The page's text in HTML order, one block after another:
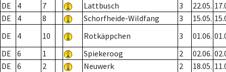
DE
4 7 Lattbusch 3 22.05.
DE
4 8 Schorfheide-Wildfang 3 15.05.
DE
4 10 Rotkäppchen 3 01.06.
DE
6 1 Spiekeroog 2 02.06.
DE
6 2 Neuwerk 2 18.05.